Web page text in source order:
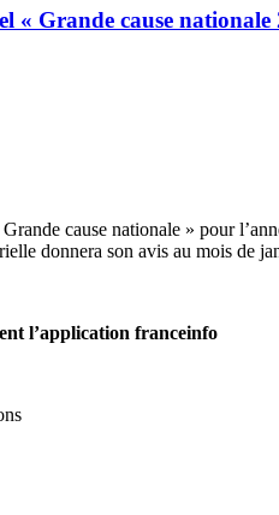
« Grande cause
cause nationale » pour
donnera son avis au mois de
l’application franceinfo